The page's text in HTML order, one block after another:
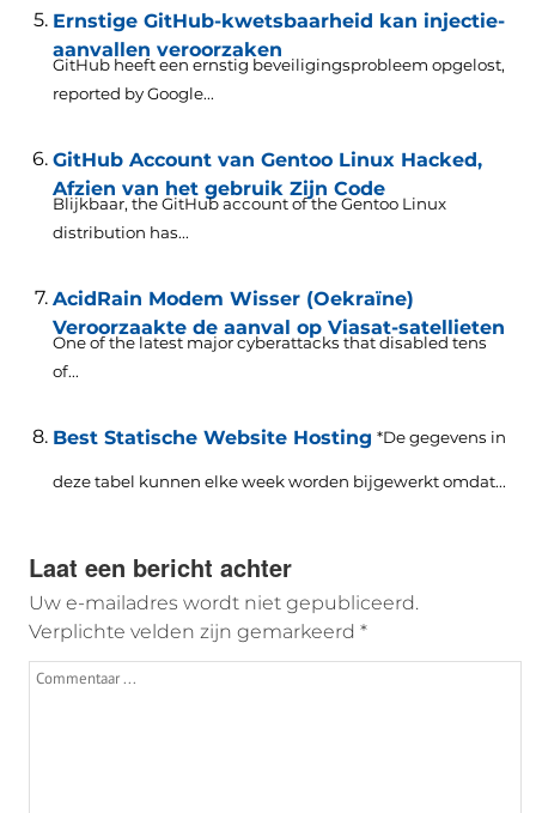
Ernstige GitHub-kwetsbaarheid kan injectie-
aanvallen veroorzaken
GitHub heeft een ernstig beveiligingsprobleem opgelost,
reported by Google...
GitHub Account van Gentoo Linux Hacked,
Afzien van het gebruik Zijn Code
Blijkbaar, the GitHub account of the Gentoo Linux
distribution has...
AcidRain Modem Wisser (Oekraïne)
Veroorzaakte de aanval op Viasat-satellieten
One of the latest major cyberattacks that disabled tens
of...
Best Statische Website Hosting *De gegevens in
deze tabel kunnen elke week worden bijgewerkt omdat...
Laat een bericht achter
Uw e-mailadres wordt niet gepubliceerd.
Verplichte velden zijn gemarkeerd *